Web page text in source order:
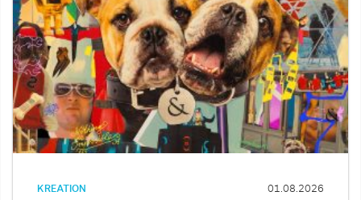
KREATION 01.08.2026